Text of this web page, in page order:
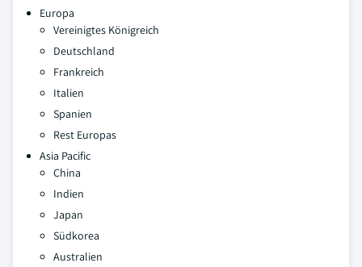
Europa
Vereinigtes Königreich
Deutschland
Frankreich
Italien
Spanien
Rest Europas
Asia Pacific
China
Indien
Japan
Südkorea
Australien